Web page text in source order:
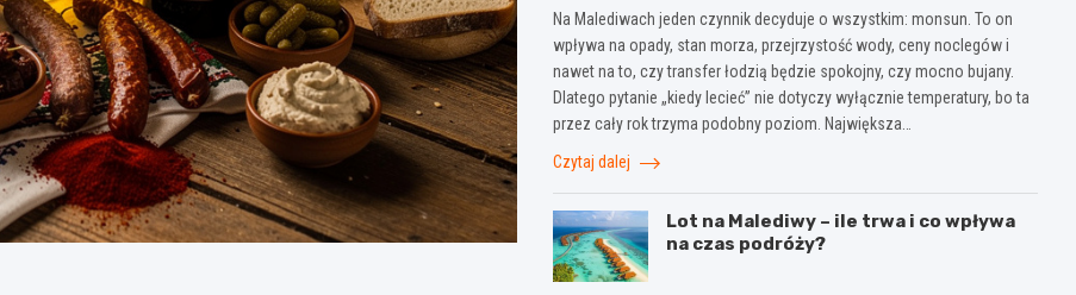
Na Malediwach jeden czynnik decyduje o wszystkim: monsun. To on
wpływa na opady, stan morza, przejrzystość wody, ceny noclegów i
nawet na to, czy transfer łodzią będzie spokojny, czy mocno bujany.
Dlatego pytanie „kiedy lecieć” nie dotyczy wyłącznie temperatury, bo ta
przez cały rok trzyma podobny poziom. Największa…
Czytaj dalej
Lot na Malediwy – ile trwa i co wpływa
na czas podróży?